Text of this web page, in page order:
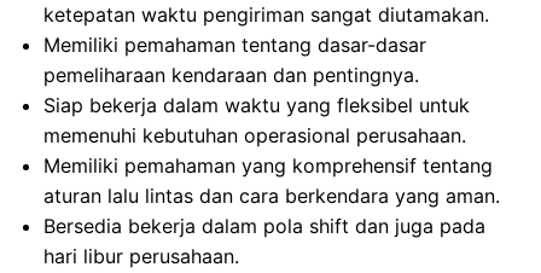
ketepatan waktu pengiriman sangat diutamakan.
Memiliki pemahaman tentang dasar-dasar
pemeliharaan kendaraan dan pentingnya.
Siap bekerja dalam waktu yang fleksibel untuk
memenuhi kebutuhan operasional perusahaan.
Memiliki pemahaman yang komprehensif tentang
aturan lalu lintas dan cara berkendara yang aman.
Bersedia bekerja dalam pola shift dan juga pada
hari libur perusahaan.